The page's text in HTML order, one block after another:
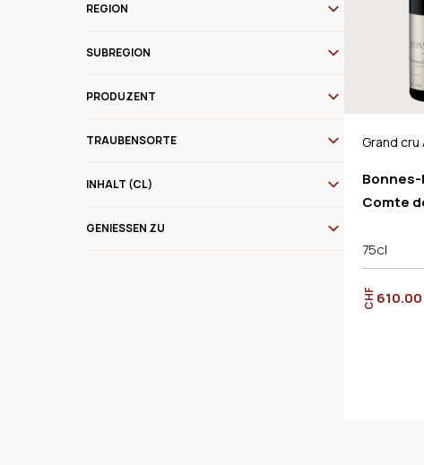
REGION
SUBREGION
PRODUZENT
TRAUBENSORTE
INHALT (CL)
GENIESSEN ZU
Grand cru
Bonnes-
Comte
75cl
CHF 610.00